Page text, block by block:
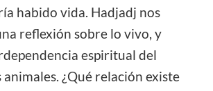
habido vida. Hadjadj nos
reflexión sobre lo vivo, y
espiritual del
¿Qué relación existe